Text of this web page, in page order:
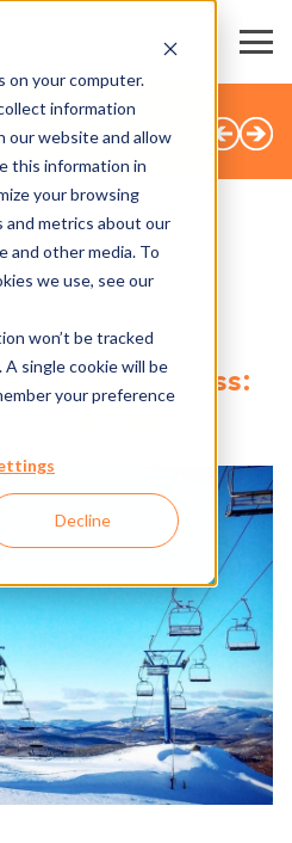
on your computer.
information
website and allow
this information in
your browsing
and metrics about our
and other media. To
we use, see our
won’t be tracked
single cookie will be
your preference
Decline
und Axess: